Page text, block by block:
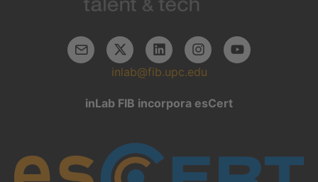
inlab@fib.upc.edu
inLab FIB incorpora esCert